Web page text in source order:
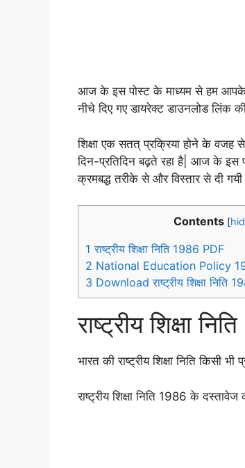
आज के इस पोस्ट के माध्यम से हम
नीचे दिए गए डायरेक्ट डाउनलोड लिंक
शिक्षा एक सतत् प्रक्रिया होने के वजह
दिन-प्रतिदिन बढ़ते रहा है| आज के इस
क्रमबद्ध तरीके से और विस्तार से दी गयी
Contents [
1 राष्ट्रीय शिक्षा निति 1986 PDF
2 National Education Policy
3 Download राष्ट्रीय शिक्षा निति
राष्ट्रीय शिक्षा
भारत की राष्ट्रीय शिक्षा निति किसी
राष्ट्रीय शिक्षा निति 1986 के